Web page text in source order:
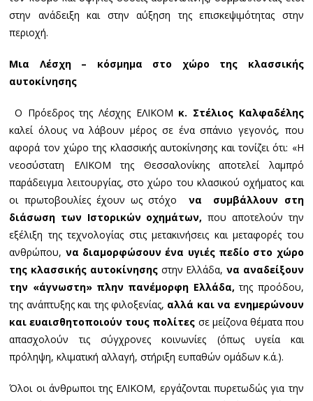
στην ανάδειξη και στην αύξηση της επισκεψιμότητας στην
περιοχή.
Μια Λέσχη – κόσμημα στο χώρο της κλασσικής
αυτοκίνησης
Ο Πρόεδρος της Λέσχης ΕΛΙΚΟΜ κ. Στέλιος Καλφαδέλης
καλεί όλους να λάβουν μέρος σε ένα σπάνιο γεγονός, που
αφορά τον χώρο της κλασσικής αυτοκίνησης και τονίζει ότι: «Η
νεοσύστατη ΕΛΙΚΟΜ της Θεσσαλονίκης αποτελεί λαμπρό
παράδειγμα λειτουργίας, στο χώρο του κλασικού οχήματος και
οι πρωτοβουλίες έχουν ως στόχο να συμβάλλουν στη
διάσωση των Ιστορικών οχημάτων, που αποτελούν την
εξέλιξη της τεχνολογίας στις μετακινήσεις και μεταφορές του
ανθρώπου, να διαμορφώσουν ένα υγιές πεδίο στο χώρο
της κλασσικής αυτοκίνησης στην Ελλάδα, να αναδείξουν
την «άγνωστη» πλην πανέμορφη Ελλάδα,της προόδου,
της ανάπτυξης και της φιλοξενίας, αλλά και να ενημερώνουν
και ευαισθητοποιούν τους πολίτες σε μείζονα θέματα που
απασχολούν τις σύγχρονες κοινωνίες (όπως υγεία και
πρόληψη, κλιματική αλλαγή, στήριξη ευπαθών ομάδων κ.ά.).
Όλοι οι άνθρωποι της ΕΛΙΚΟΜ, εργάζονται πυρετωδώς για την